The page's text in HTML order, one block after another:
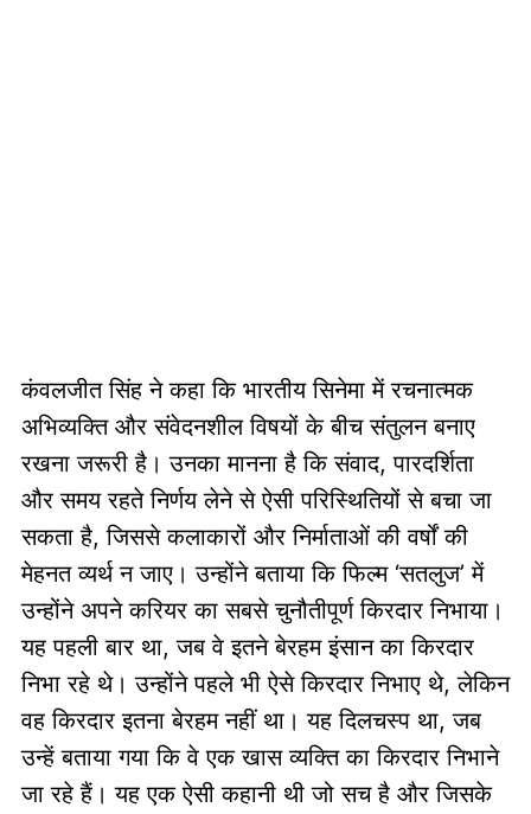
कंवलजीत सिंह ने कहा कि भारतीय सिनेमा में रचनात्मक
अभिव्यक्ति और संवेदनशील विषयों के बीच संतुलन बनाए
रखना जरूरी है। उनका मानना है कि संवाद, पारदर्शिता
और समय रहते निर्णय लेने से ऐसी परिस्थितियों से बचा जा
सकता है, जिससे कलाकारों और निर्माताओं की वर्षों की
मेहनत व्यर्थ न जाए। उन्होंने बताया कि फिल्म ‘सतलुज’ में
उन्होंने अपने करियर का सबसे चुनौतीपूर्ण किरदार निभाया।
यह पहली बार था, जब वे इतने बेरहम इंसान का किरदार
निभा रहे थे। उन्होंने पहले भी ऐसे किरदार निभाए थे, लेकिन
वह किरदार इतना बेरहम नहीं था। यह दिलचस्प था, जब
उन्हें बताया गया कि वे एक खास व्यक्ति का किरदार निभाने
जा रहे हैं। यह एक ऐसी कहानी थी जो सच है और जिसके